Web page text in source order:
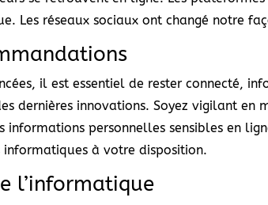
Les réseaux sociaux ont changé notre
il est essentiel de rester connecté,
dernières innovations. Soyez vigilant
informations personnelles sensibles en
à votre disposition.
l’informatique